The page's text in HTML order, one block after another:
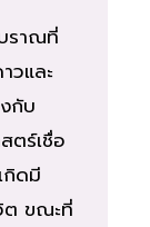
ราณที่
วและ
กับ
ตร์เชื่อ
กิดมี
ต ขณะที่